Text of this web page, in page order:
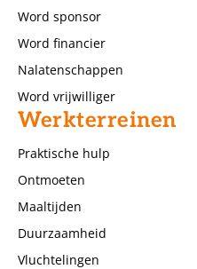
Word sponsor
Word financier
Nalatenschappen
Word vrijwilliger
Werkterreinen
Praktische hulp
Ontmoeten
Maaltijden
Duurzaamheid
Vluchtelingen